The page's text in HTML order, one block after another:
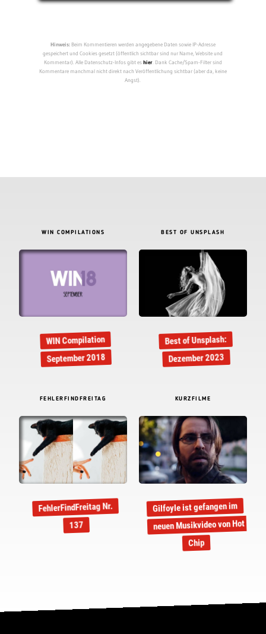
Hinweis:Beim Kommentieren werden angegebene Daten sowie IP-Adresse
gespeichert und Cookies gesetzt (öffentlich sichtbar sind nur Name, Website und
Kommentar). Alle Datenschutz-Infos gibt eshier. Dank Cache/Spam-Filter sind
Kommentare manchmal nicht direkt nach Veröffentlichung sichtbar (aber da, keine
Angst).
WIN COMPILATIONS
WIN Compilation
September 2018
BEST OF UNSPLASH
Best of Unsplash:
Dezember 2023
FEHLERFINDFREITAG
FehlerFindFreitag Nr.
137
KURZFILME
Gilfoyle ist gefangen im
neuen Musikvideo von Hot
Chip